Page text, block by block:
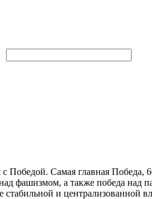
Победой. Самая главная
фашизмом, а также победа над
и централизованной